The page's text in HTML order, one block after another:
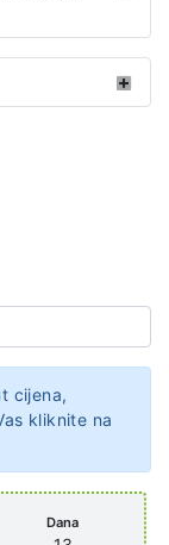
cijena,
kliknite na
Dana